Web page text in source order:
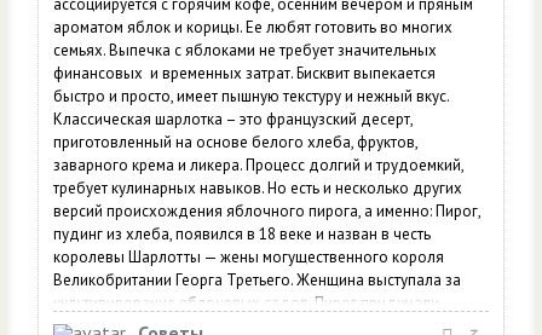
ассоциируется с горячим кофе, осенним вечером и пряным
ароматом яблок и корицы. Ее любят готовить во многих
семьях. Выпечка с яблоками не требует значительных
финансовых и временных затрат. Бисквит выпекается
быстро и просто, имеет пышную текстуру и нежный вкус.
Классическая шарлотка – это французский десерт,
приготовленный на основе белого хлеба, фруктов,
заварного крема и ликера. Процесс долгий и трудоемкий,
требует кулинарных навыков. Но есть и несколько других
версий происхождения яблочного пирога, а именно: Пирог,
пудинг из хлеба, появился в 18 веке и назван в честь
королевы Шарлотты — жены могущественного короля
Великобритании Георга Третьего. Женщина выступала за
культивирование яблоневых садов. Пирог придумали
местные крестьяне в признательность королеве, которая